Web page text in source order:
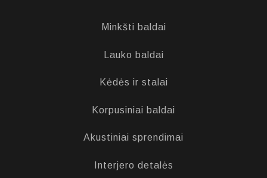
Minkšti baldai
Lauko baldai
Kėdės ir stalai
Korpusiniai baldai
Akustiniai sprendimai
Interjero detalės